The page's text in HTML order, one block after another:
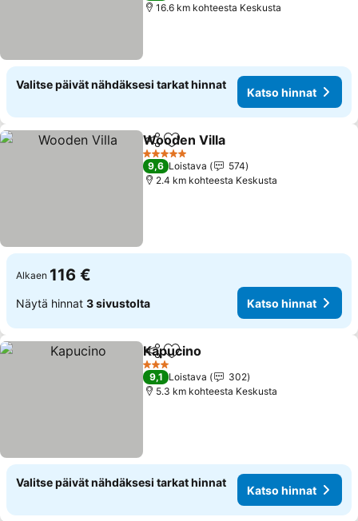
16.6 km kohteesta Keskusta
Valitse päivät nähdäksesi tarkat hinnat
Katso hinnat
Jaa Lisää suosikkeihin
Wooden Villa
5 Tähtiluokitus
9,6 Loistava
574
2.4 km kohteesta Keskusta
Alkaen 116 €
Näytä hinnat 3 sivustolta Katso hinnat
Jaa Lisää suosikkeihin
Kapucino
3 Tähtiluokitus
9,1 Loistava
302
5.3 km kohteesta Keskusta
Valitse päivät nähdäksesi tarkat hinnat
Katso hinnat